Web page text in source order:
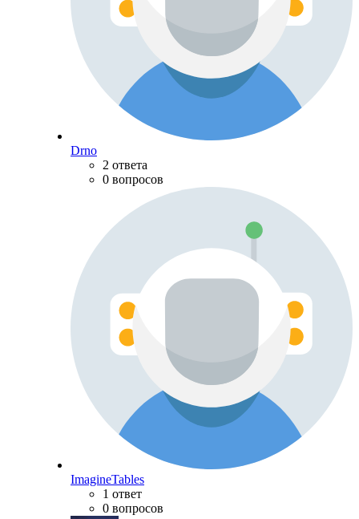
Drno
2 ответа
0 вопросов
ImagineTables
1 ответ
0 вопросов